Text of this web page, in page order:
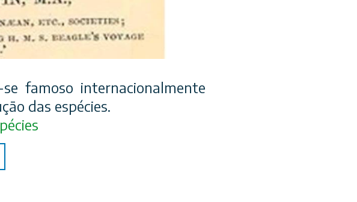
famoso internacionalmente
das espécies.